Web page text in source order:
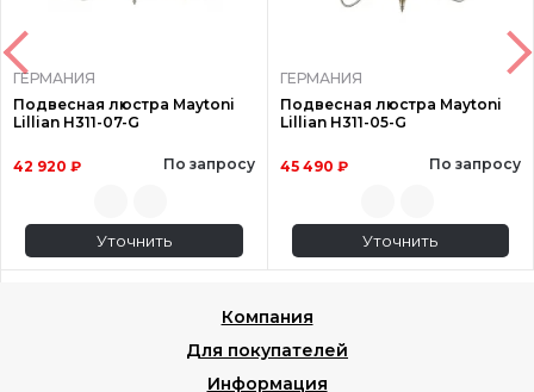
ГЕРМАНИЯ
Подвесная люстра Maytoni
Lillian H311-07-G
42 920 ₽ По запросу
Уточнить
ГЕРМАНИЯ
Подвесная люстра Maytoni
Lillian H311-05-G
45 490 ₽ По запросу
Уточнить
Компания
Для покупателей
Информация